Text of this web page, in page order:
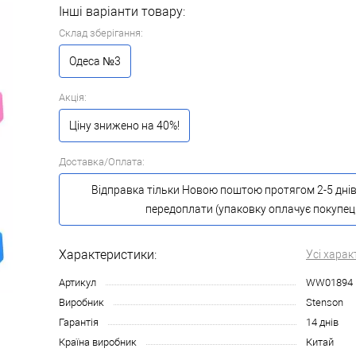
Інші варіанти товару:
Склад зберігання:
Одеса №3
Акція:
Ціну знижено на 40%!
Доставка/Оплата:
Відправка тільки Новою поштою протягом 2-5 днів
передоплати (упаковку оплачує
Характеристики: Усі
Артикул
WW01894
Виробник
Stenson
Гарантія
14 днів
Країна виробник
Китай